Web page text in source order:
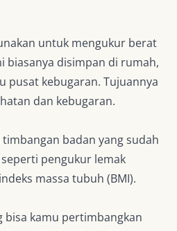
untuk mengukur berat
biasanya disimpan di rumah,
pusat kebugaran. Tujuannya
dan kebugaran.
badan yang sudah
pengukur lemak
massa tubuh (BMI).
bisa kamu pertimbangkan